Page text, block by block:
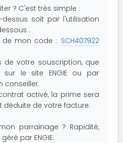
? C'est très simple :
soit par l'utilisation
:
de mon code : SCH407922
de votre souscription, que
le site ENGIE ou par
conseiller.
activé, la prime sera
de votre facture.
parrainage ? Rapidité,
par ENGIE.